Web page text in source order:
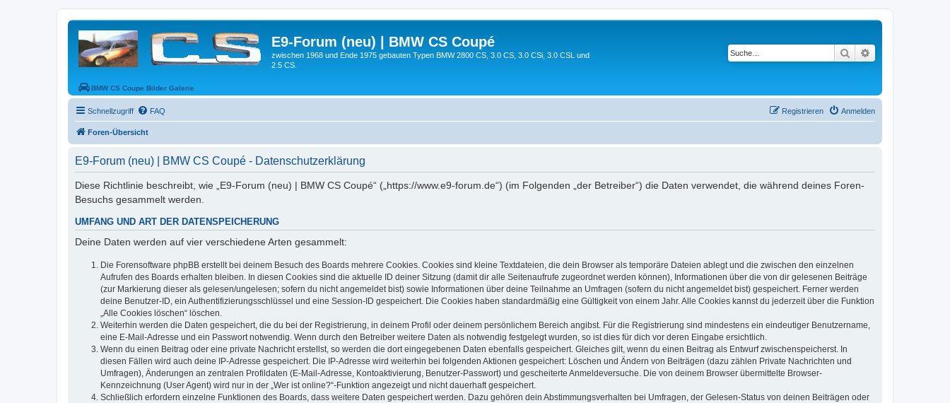
E9-Forum (neu) | BMW CS Coupé
zwischen 1968 und Ende 1975 gebauten Typen BMW 2800 CS, 3.0 CS, 3.0 CSi, 3.0 CSL und
2.5 CS.
BMW CS Coupe Bilder Galerie
Suche
Schnellzugriff FAQ Anmelden
Registrieren
Foren-Übersicht
E9-Forum (neu) | BMW CS Coupé - Datenschutzerklärung
Diese Richtlinie beschreibt, wie „E9-Forum (neu) | BMW CS Coupé“ („https://www.e9-forum.de“) (im Folgenden „der Betreiber“) die Daten verwendet, die während deines Foren-
Besuchs gesammelt werden.
UMFANG UND ART DER DATENSPEICHERUNG
Deine Daten werden auf vier verschiedene Arten gesammelt:
Die Forensoftware phpBB erstellt bei deinem Besuch des Boards mehrere Cookies. Cookies sind kleine Textdateien, die dein Browser als temporäre Dateien ablegt und die zwischen den einzelnen
Aufrufen des Boards erhalten bleiben. In diesen Cookies sind die aktuelle ID deiner Sitzung (damit dir alle Seitenaufrufe zugeordnet werden können), Informationen über die von dir gelesenen Beiträge
(zur Markierung dieser als gelesen/ungelesen; sofern du nicht angemeldet bist) sowie Informationen über deine Teilnahme an Umfragen (sofern du nicht angemeldet bist) gespeichert. Ferner werden
deine Benutzer-ID, ein Authentifizierungsschlüssel und eine Session-ID gespeichert. Die Cookies haben standardmäßig eine Gültigkeit von einem Jahr. Alle Cookies kannst du jederzeit über die Funktion
„Alle Cookies löschen“ löschen.
Weiterhin werden die Daten gespeichert, die du bei der Registrierung, in deinem Profil oder deinem persönlichem Bereich angibst. Für die Registrierung sind mindestens ein eindeutiger Benutzername,
eine E-Mail-Adresse und ein Passwort notwendig. Wenn durch den Betreiber weitere Daten als notwendig festgelegt wurden, so ist dies für dich vor deren Eingabe ersichtlich.
Wenn du einen Beitrag oder eine private Nachricht erstellst, so werden die dort eingegebenen Daten ebenfalls gespeichert. Gleiches gilt, wenn du einen Beitrag als Entwurf zwischenspeicherst. In
diesen Fällen wird auch deine IP-Adresse gespeichert. Die IP-Adresse wird weiterhin bei folgenden Aktionen gespeichert: Löschen und Ändern von Beiträgen (dazu zählen Private Nachrichten und
Umfragen), Änderungen an zentralen Profildaten (E-Mail-Adresse, Kontoaktivierung, Benutzer-Passwort) und gescheiterte Anmeldeversuche. Die von deinem Browser übermittelte Browser-
Kennzeichnung (User Agent) wird nur in der „Wer ist online?“-Funktion angezeigt und nicht dauerhaft gespeichert.
Schließlich erfordern einzelne Funktionen des Boards, dass weitere Daten gespeichert werden. Dazu gehören dein Abstimmungsverhalten bei Umfragen, der Gelesen-Status von deinen Beiträgen oder